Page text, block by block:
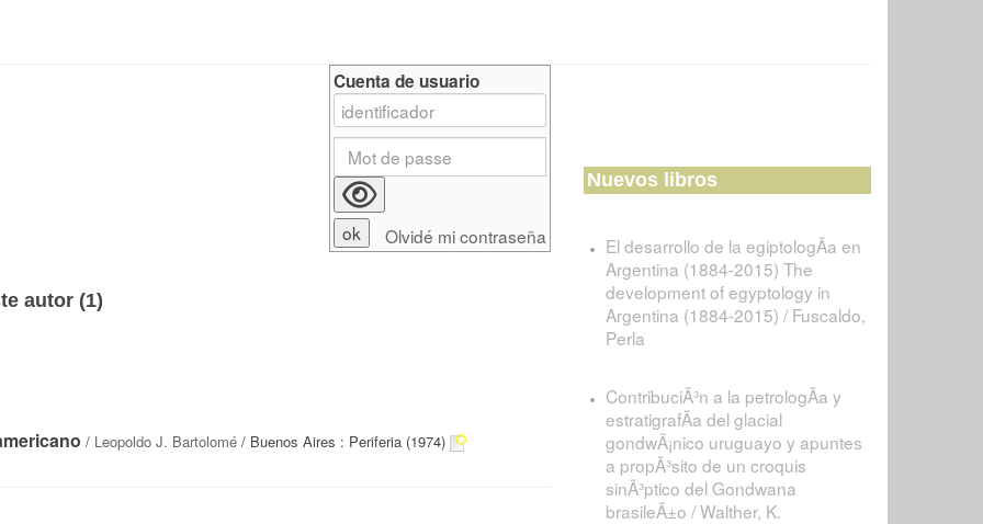
autor (1)
/ Leopoldo J. Bartolomé / Buenos Aires : Periferia (1974)
Cuenta de usuario
Olvidé mi contraseña
Nuevos libros
El desarrollo de la egiptologÃ­a en
Argentina (1884-2015) The
development of egyptology in
Argentina (1884-2015) / Fuscaldo,
Perla
ContribuciÃ³n a la petrologÃ­a y
estratigrafÃ­a del glacial
gondwÃ¡nico uruguayo y apuntes
a propÃ³sito de un croquis
sinÃ³ptico del Gondwana
brasileÃ±o / Walther, K.